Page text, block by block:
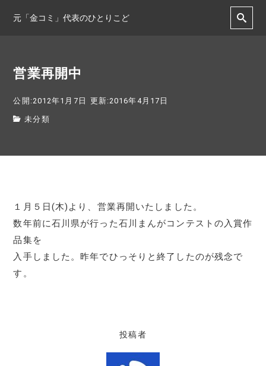
元「金コミ」代表のひとりこど
営業再開中
公開:2012年1月7日 更新:2016年4月17日
未分類
１月５日(木)より、営業再開いたしました。
数年前に石川県が行った石川まんがコンテストの入賞作
品集を
入手しました。昨年でひっそりと終了したのが残念で
す。
投稿者